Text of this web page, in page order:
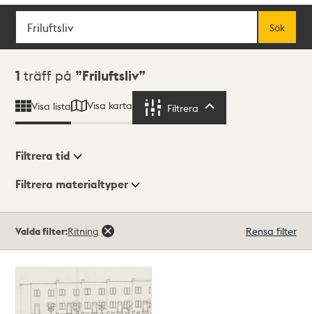
Sök
Sök
Sökresultat
1 träff på Friluftsliv
Visa lista Visa karta Filtrera
Visningsläge
Filtrera tid
Filtrera materialtyper
träffar
Valda filter:Ritning Rensa filter